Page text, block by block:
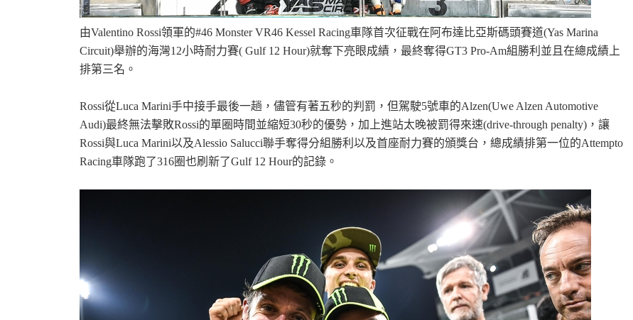
機
車
由Valentino Rossi領軍的#46 Monster VR46 Kessel Racing車隊首次征戰在阿布達比亞斯碼頭賽道(Yas Marina
Circuit)舉辦的海灣12小時耐力賽( Gulf 12 Hour)就奪下亮眼成績，最終奪得GT3 Pro-Am組勝利並且在總成績上
排第三名。
Rossi從Luca Marini手中接手最後一趟，儘管有著五秒的判罰，但駕駛5號車的Alzen(Uwe Alzen Automotive
Audi)最終無法擊敗Rossi的單圈時間並縮短30秒的優勢，加上進站太晚被罰得來速(drive-through penalty)，讓
Rossi與Luca Marini以及Alessio Salucci聯手奪得分組勝利以及首座耐力賽的頒獎台，總成績排第一位的Attempto
Racing車隊跑了316圈也刷新了Gulf 12 Hour的記錄。